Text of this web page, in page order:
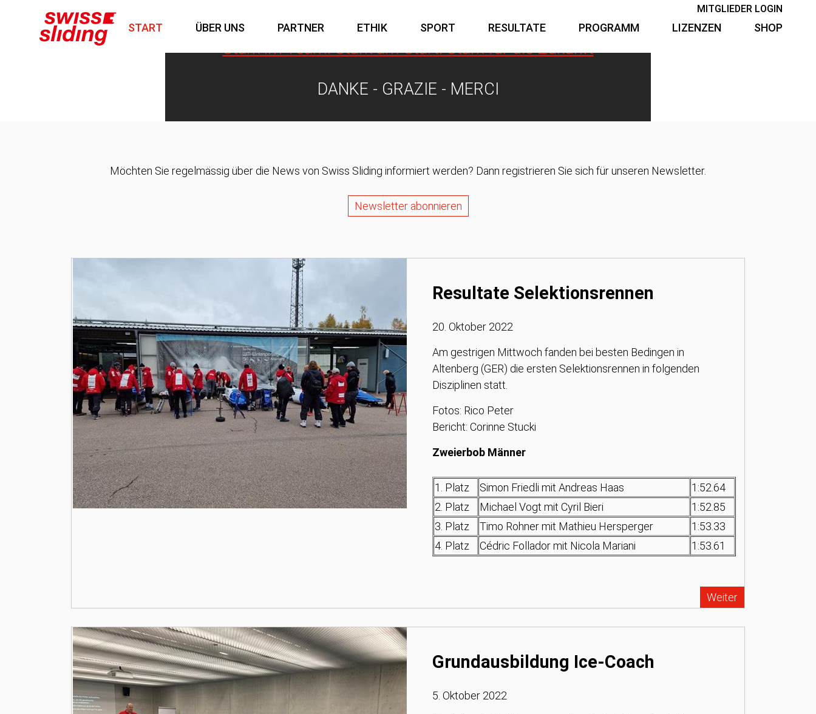
START ÜBER UNS PARTNER ETHIK SPORT RESULTATE PROGRAMM LIZENZEN SHOP
MITGLIEDER LOGIN
Stark im Team. Stark am Start. Stark für die Zukunft
DANKE - GRAZIE - MERCI
Möchten Sie regelmässig über die News von Swiss Sliding informiert werden? Dann registrieren Sie sich für unseren Newsletter.
Newsletter abonnieren
Resultate Selektionsrennen
20. Oktober 2022
Am gestrigen Mittwoch fanden bei besten Bedingen in
Altenberg (GER) die ersten Selektionsrennen in folgenden
Disziplinen statt.
Fotos: Rico Peter
Bericht: Corinne Stucki
Zweierbob Männer
1. Platz Simon Friedli mit Andreas Haas
1:52.64
2. Platz
Michael Vogt mit Cyril Bieri
1:52.85
3. Platz
Timo Rohner mit Mathieu Hersperger
1:53.33
4. Platz
Cédric Follador mit Nicola Mariani 1:53.61
Weiter
Grundausbildung Ice-Coach
5. Oktober 2022